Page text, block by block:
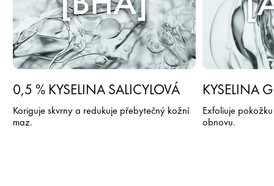
0,5 % KYSELINA SALICYLOVÁ
Koriguje skvrny a redukuje přebytečný kožní
maz.​
KYSELINA
Exfoliuje
obnovu. ​